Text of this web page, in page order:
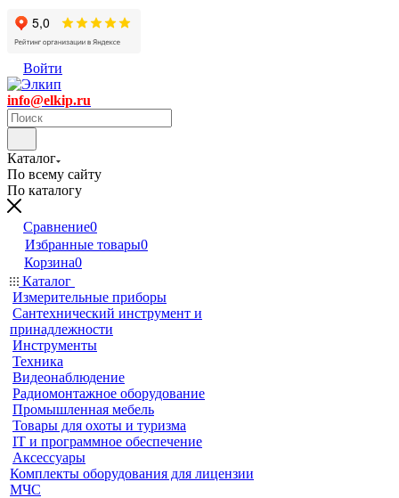
Войти
info@elkip.ru
Каталог
По всему сайту
По каталогу
Сравнение0
Избранные товары0
Корзина0
Каталог
Измерительные приборы
Сантехнический инструмент и
принадлежности
Инструменты
Техника
Видеонаблюдение
Радиомонтажное оборудование
Промышленная мебель
Товары для охоты и туризма
IT и программное обеспечение
Аксессуары
Комплекты оборудования для лицензии
МЧС